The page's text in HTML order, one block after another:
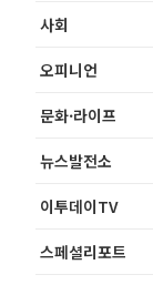
사회
오피니언
문화·라이프
뉴스발전소
이투데이TV
스페셜리포트